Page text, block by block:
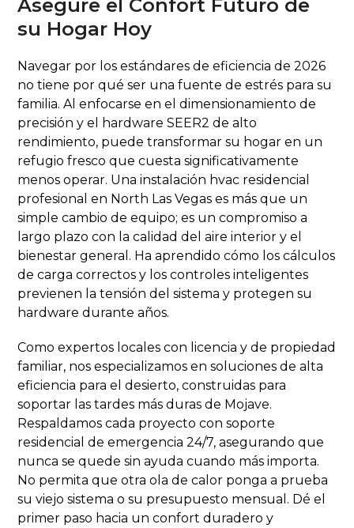
Asegure el Confort Futuro de
su Hogar Hoy
Navegar por los estándares de eficiencia de 2026
no tiene por qué ser una fuente de estrés para su
familia. Al enfocarse en el dimensionamiento de
precisión y el hardware SEER2 de alto
rendimiento, puede transformar su hogar en un
refugio fresco que cuesta significativamente
menos operar. Una instalación hvac residencial
profesional en North Las Vegas es más que un
simple cambio de equipo; es un compromiso a
largo plazo con la calidad del aire interior y el
bienestar general. Ha aprendido cómo los cálculos
de carga correctos y los controles inteligentes
previenen la tensión del sistema y protegen su
hardware durante años.
Como expertos locales con licencia y de propiedad
familiar, nos especializamos en soluciones de alta
eficiencia para el desierto, construidas para
soportar las tardes más duras de Mojave.
Respaldamos cada proyecto con soporte
residencial de emergencia 24/7, asegurando que
nunca se quede sin ayuda cuando más importa.
No permita que otra ola de calor ponga a prueba
su viejo sistema o su presupuesto mensual. Dé el
primer paso hacia un confort duradero y